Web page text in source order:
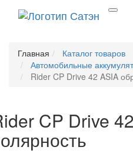
Главная
Каталог товаров
Автомобильные
Rider CP Drive 42 ASIA
CP Drive